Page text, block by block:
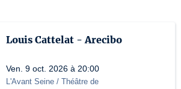
Louis Cattelat - Arecibo
Ven. 9 oct. 2026 à 20:00
L'Avant Seine / Théâtre de